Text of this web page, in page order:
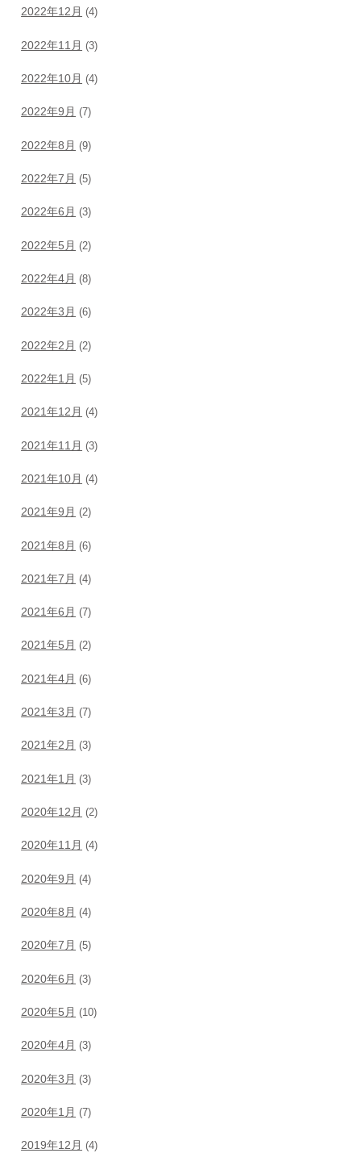
2022年12月 (4)
2022年11月 (3)
2022年10月 (4)
2022年9月 (7)
2022年8月 (9)
2022年7月 (5)
2022年6月 (3)
2022年5月 (2)
2022年4月 (8)
2022年3月 (6)
2022年2月 (2)
2022年1月 (5)
2021年12月 (4)
2021年11月 (3)
2021年10月 (4)
2021年9月 (2)
2021年8月 (6)
2021年7月 (4)
2021年6月 (7)
2021年5月 (2)
2021年4月 (6)
2021年3月 (7)
2021年2月 (3)
2021年1月 (3)
2020年12月 (2)
2020年11月 (4)
2020年9月 (4)
2020年8月 (4)
2020年7月 (5)
2020年6月 (3)
2020年5月 (10)
2020年4月 (3)
2020年3月 (3)
2020年1月 (7)
2019年12月 (4)